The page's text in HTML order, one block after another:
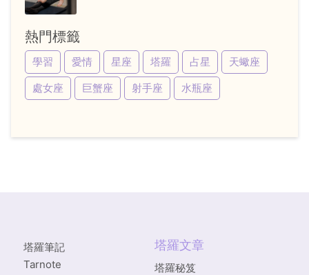
熱門標籤
學習 愛情 星座 塔羅 占星
天蠍座
處女座
巨蟹座 射手座 水瓶座
塔羅筆記
Tarnote
塔羅文章
塔羅秘笈